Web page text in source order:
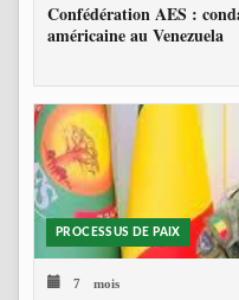
Confédération AES :
américaine au Venezuela
PROCESSUS DE PAIX
7 mois